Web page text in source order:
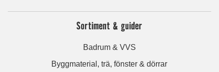
Sortiment & guider
Badrum & VVS
Byggmaterial, trä, fönster & dörrar